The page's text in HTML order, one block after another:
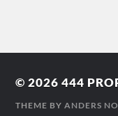
© 2026444
THEME BYANDERS